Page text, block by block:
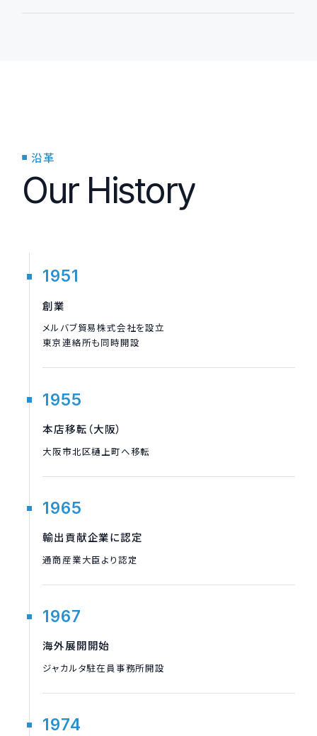
沿革
Our History
1951
創業
メルバブ貿易株式会社を設立
東京連絡所も同時開設
1955
本店移転（大阪）
大阪市北区樋上町へ移転
1965
輸出貢献企業に認定
通商産業大臣より認定
1967
海外展開開始
ジャカルタ駐在員事務所開設
1974